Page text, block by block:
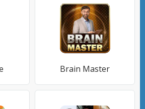
Brain Master